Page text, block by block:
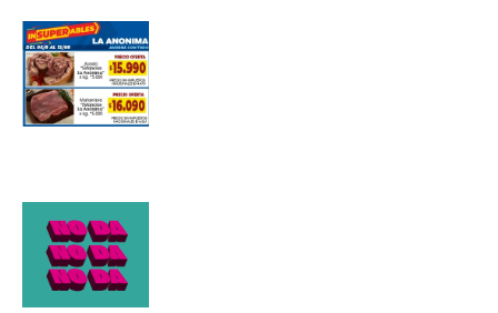
Número de teléfono